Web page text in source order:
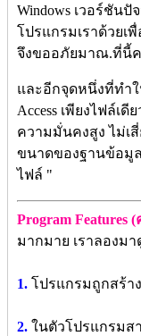
Windows เวอร์ชันปั
โปรแกรมเราด้วยเ
จึงขออภัยมาณ.ที่นี้
และอีกจุดหนึ่งที่ทำ
Access เพียงไฟล์เ
ความมั่นคงสูง ไม่เ
ขนาดของฐานข้อมู
ไฟล์ "
Program
มากมาย เราลองม
1. โปรแกรมถูกสร้า
2. ในตัวโปรแกรมส